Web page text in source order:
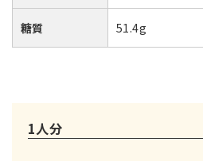
糖質 51.4g
1人分